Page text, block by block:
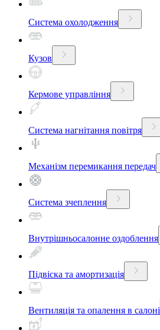
Система охолодження
Кузов
Кермове управління
Система нагнітання повітря
Механізм перемикання передач
Система зчеплення
Внутрішньосалонне оздоблення
Підвіска та амортизація
Вентиляція та опалення в салоні